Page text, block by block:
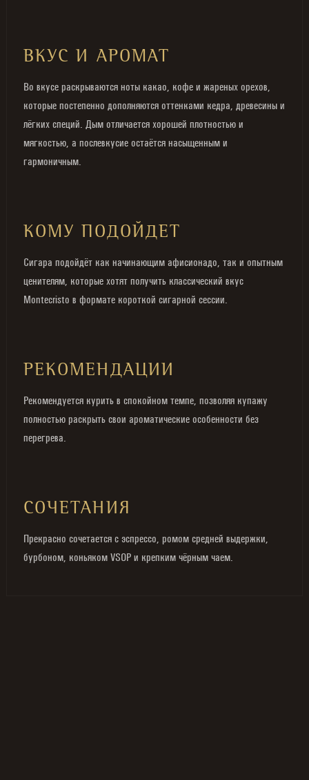
ВКУС И АРОМАТ
Во вкусе раскрываются ноты какао, кофе и жареных орехов,
которые постепенно дополняются оттенками кедра, древесины и
лёгких специй. Дым отличается хорошей плотностью и
мягкостью, а послевкусие остаётся насыщенным и
гармоничным.
КОМУ ПОДОЙДЕТ
Сигара подойдёт как начинающим афисионадо, так и опытным
ценителям, которые хотят получить классический вкус
Montecristo в формате короткой сигарной сессии.
РЕКОМЕНДАЦИИ
Рекомендуется курить в спокойном темпе, позволяя купажу
полностью раскрыть свои ароматические особенности без
перегрева.
СОЧЕТАНИЯ
Прекрасно сочетается с эспрессо, ромом средней выдержки,
бурбоном, коньяком VSOP и крепким чёрным чаем.